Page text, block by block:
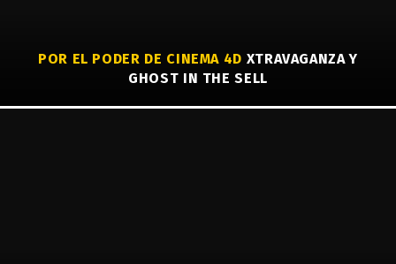
POR EL PODER DE CINEMA 4D XTRAVAGANZA Y
GHOST IN THE SELL